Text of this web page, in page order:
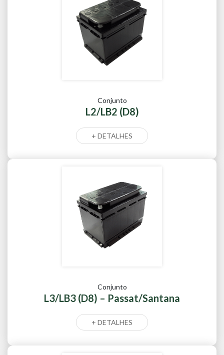
Conjunto
L2/LB2 (D8)
+ DETALHES
Conjunto
L3/LB3 (D8) – Passat/Santana
+ DETALHES